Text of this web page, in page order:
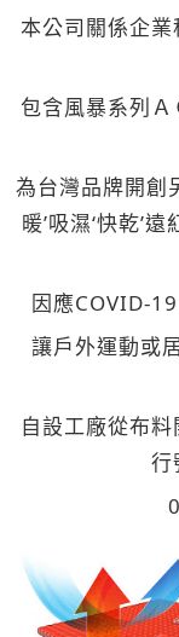
本公司關係企
包含風暴系列
為台灣品牌開創
暖’吸濕‘快乾’
因應COVID-
讓戶外運動或
自設工廠從布
行